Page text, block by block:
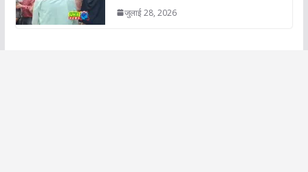
जुलाई 28, 2026